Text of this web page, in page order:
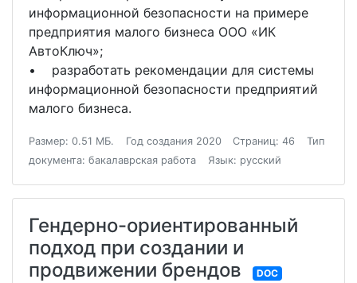
информационной безопасности на примере
предприятия малого бизнеса ООО «ИК
АвтоКлюч»;
• разработать рекомендации для системы
информационной безопасности предприятий
малого бизнеса.
Размер: 0.51 МБ. Год создания 2020 Страниц: 46
Тип
документа: бакалаврская работа
Язык: русский
Гендерно-ориентированный
подход при создании и
продвижении брендов
DOC